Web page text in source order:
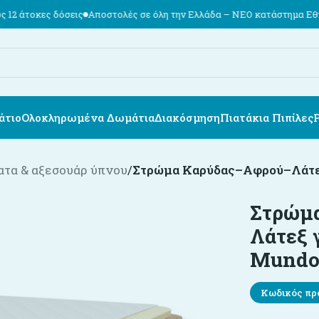
Αποστολές σε όλη την Ελλάδα – ΝΕΟ κατάστημα Εθν.
Ολοκληρωμένα ΔωμάτιαΔιακόσμησηΠιατάκια Πιπίλες
& αξεσουάρ ύπνου/Στρώμα
Λάτεξ
Κωδικός